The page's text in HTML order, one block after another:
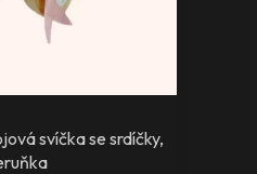
svíčka se srdíčky,